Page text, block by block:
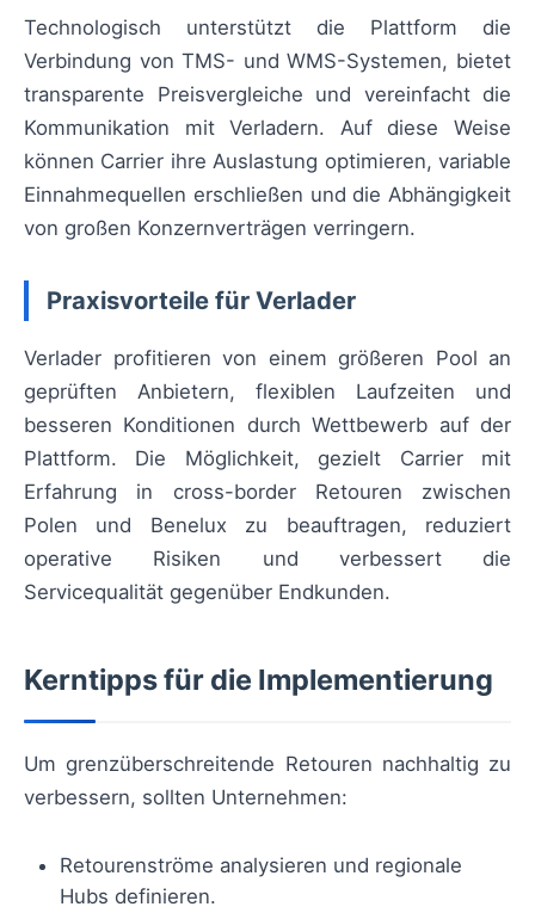
Technologisch unterstützt die Plattform die
Verbindung von TMS- und WMS-Systemen, bietet
transparente Preisvergleiche und vereinfacht die
Kommunikation mit Verladern. Auf diese Weise
können Carrier ihre Auslastung optimieren, variable
Einnahmequellen erschließen und die Abhängigkeit
von großen Konzernverträgen verringern.
Praxisvorteile für Verlader
Verlader profitieren von einem größeren Pool an
geprüften Anbietern, flexiblen Laufzeiten und
besseren Konditionen durch Wettbewerb auf der
Plattform. Die Möglichkeit, gezielt Carrier mit
Erfahrung in cross-border Retouren zwischen
Polen und Benelux zu beauftragen, reduziert
operative Risiken und verbessert die
Servicequalität gegenüber Endkunden.
Kerntipps für die Implementierung
Um grenzüberschreitende Retouren nachhaltig zu
verbessern, sollten Unternehmen:
Retourenströme analysieren und regionale
Hubs definieren.